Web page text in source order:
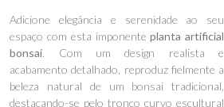
Adicione elegância e serenidade ao seu
espaço com esta imponenteplanta artificial
bonsai. Com um design realista e
acabamento detalhado, reproduz fielmente a
beleza natural de um bonsai tradicional,
destacando-se pelo tronco curvo escultural